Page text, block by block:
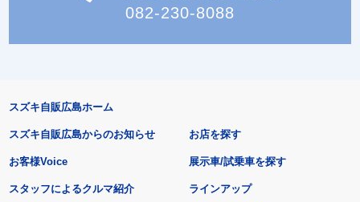
082-230-8088
スズキ自販広島ホーム
スズキ自販広島からのお知らせ
お客様Voice
スタッフによるクルマ紹介
お店を探す
展示車/試乗車を探す
ラインアップ